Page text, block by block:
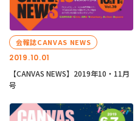
2019.10.01
会報誌CANVAS NEWS
【CANVAS NEWS】2019年10・11月
号